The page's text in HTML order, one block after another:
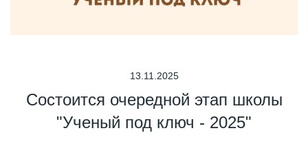
13.11.2025
Cостоится очередной этап школы
"Ученый под ключ - 2025"